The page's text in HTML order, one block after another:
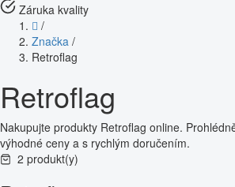
Záruka kvality
/
Značka /
Retroflag
Retroflag
Nakupujte produkty Retroflag online.
výhodné ceny a s rychlým doručením.
2 produkt(y)